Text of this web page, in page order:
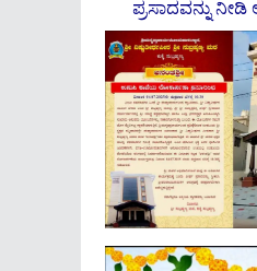
ಪ್ರಸಾದವನ್ನು